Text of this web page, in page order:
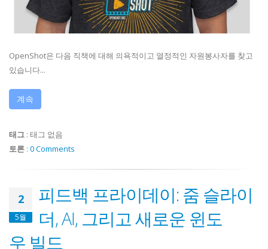
OpenShot은 다음 직책에 대해 의욕적이고 열정적인 자원봉사자를 찾고
있습니다...
계속
태그 : 태그 없음
토론 : 0 Comments
2
5월
피드백 프라이데이: 줌 슬라이
더, AI, 그리고 새로운 윈도
우 빌드